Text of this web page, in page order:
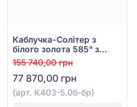
Каблучка-Солітер з
білого золота 585° з
діамантом 0,5ct, арт.
К403-5.0б-бр
155 740,00 грн
77 870,00 грн
(арт. К403-5.0б-бр)